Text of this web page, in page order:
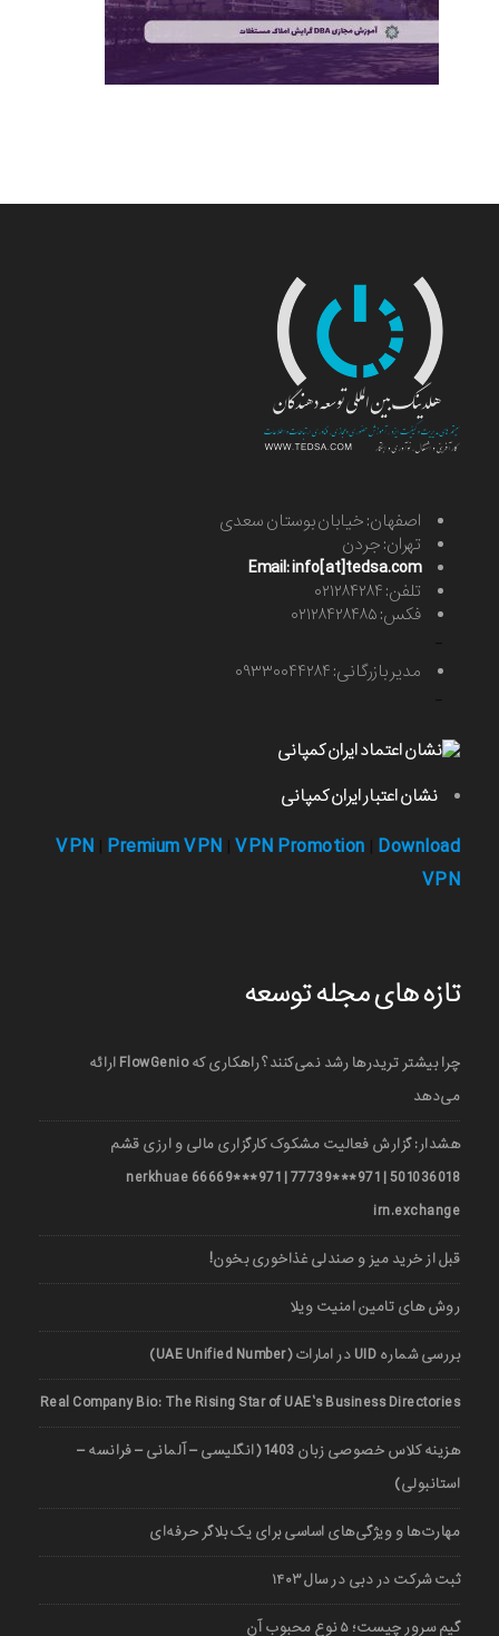
اصفهان: خیابان بوستان سعدی
تهران: جردن
Email: info[at]tedsa.com
تلفن: ۰۲۱۲۸۴۲۸۴
فکس: ۰۲۱۲۸۴۲۸۴۸۵
مدیر بازرگانی: ۰۹۳۳۰۰۴۴۲۸۴
نشان اعتبار ایران کمپانی
VPN Premium VPN VPN Promotion Download
VPN
تازه های مجله توسعه
چرا بیشتر تریدرها رشد نمی‌کنند؟ راهکاری که FlowGenio ارائه
می‌دهد
هشدار: گزارش فعالیت مشکوک کارگزاری مالی و ارزی قشم
501036018 | 971***77739 | 971***66669 nerkhuae
irn.exchange
قبل از خرید میز و صندلی غذاخوری بخون!
روش های تامین امنیت ویلا
بررسی شماره UID در امارات (UAE Unified Number)
Real Company Bio: The Rising Star of UAE’s Business Directories
هزینه کلاس خصوصی زبان 1403 (انگلیسی – آلمانی – فرانسه –
استانبولی)
مهارت‌ها و ویژگی‌های اساسی برای یک بلاگر حرفه‌ای
ثبت شرکت در دبی در سال ۱۴۰۳
گیم سرور چیست؛ ۵ نوع محبوب آن